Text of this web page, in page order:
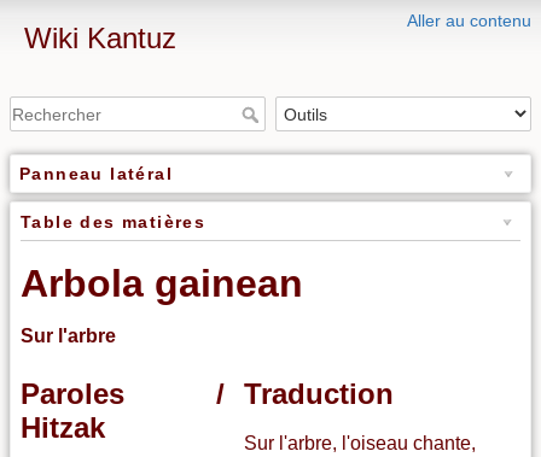
Aller au contenu
Wiki Kantuz
Panneau latéral
Table des matières
Arbola gainean
Sur l'arbre
Paroles /
Hitzak
Traduction
Sur l'arbre, l'oiseau chante,